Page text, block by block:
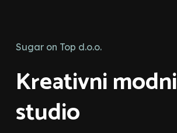
Sugar on Top d.o.o.
Kreativni modni
studio